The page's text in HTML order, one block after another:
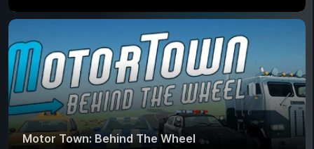
Motor Town: Behind The Wheel